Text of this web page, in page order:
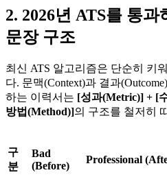
2. 2026년 ATS를 통
문장 구조
최신 ATS 알고리즘은 단순히 키
다. 문맥(Context)과 결과
하는 이력서는 [성과(Metric)] + [
방법(Method)]​의 구조를 철저히
구
분
Bad
(Before)
Professional